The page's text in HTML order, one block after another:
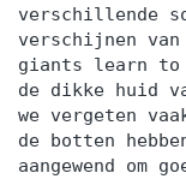
verschillende
verschijnen van
giants learn
de dikke huid
we vergeten
de botten
aangewend om